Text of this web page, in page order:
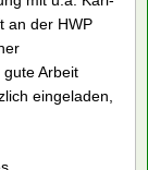
ihr beim
an dieser
des